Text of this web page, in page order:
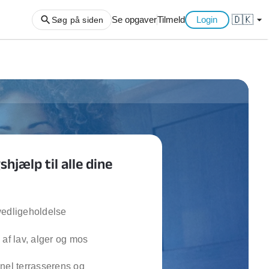
af haveaffald
af storskrald
af køkken
Søg på siden Se opgaverTilmeld Login 🇩🇰 arrow_drop_down
til alle dine
af lav, alger og mos
terrasserens og